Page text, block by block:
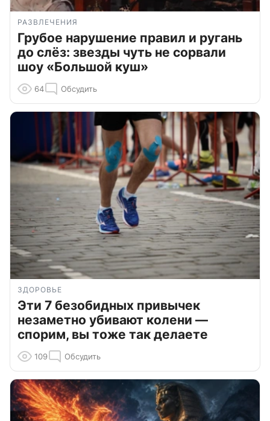
РАЗВЛЕЧЕНИЯ
Грубое нарушение правил и ругань
до слёз: звезды чуть не сорвали
шоу «Большой куш»
64 Обсудить
ЗДОРОВЬЕ
Эти 7 безобидных привычек
незаметно убивают колени —
спорим, вы тоже так делаете
109 Обсудить